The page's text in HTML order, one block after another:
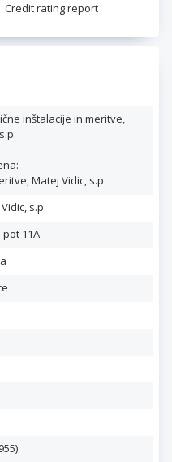
Credit rating report
inštalacije in meritve,
Matej Vidic, s.p.
s.p.
11A